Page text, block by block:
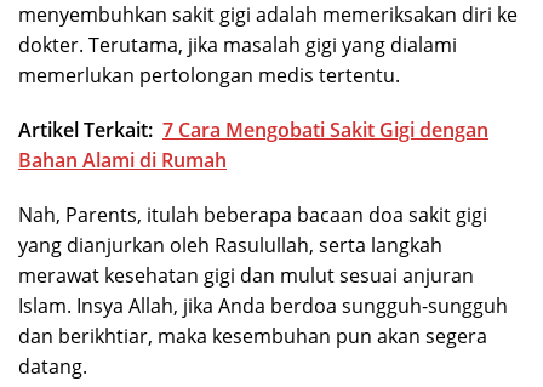
menyembuhkan sakit gigi adalah memeriksakan diri ke
dokter. Terutama, jika masalah gigi yang dialami
memerlukan pertolongan medis tertentu.
Artikel Terkait: 7 Cara Mengobati Sakit Gigi dengan
Bahan Alami di Rumah
Nah, Parents, itulah beberapa bacaan doa sakit gigi
yang dianjurkan oleh Rasulullah, serta langkah
merawat kesehatan gigi dan mulut sesuai anjuran
Islam. Insya Allah, jika Anda berdoa sungguh-sungguh
dan berikhtiar, maka kesembuhan pun akan segera
datang.